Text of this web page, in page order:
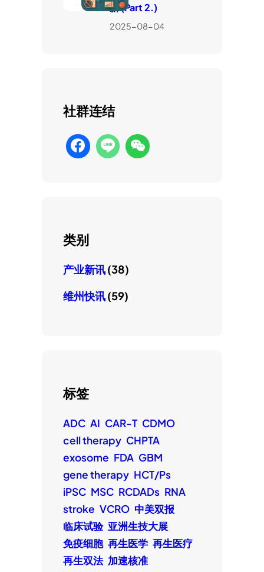
新 (Part 2.)
2025-08-04
社群连结
类别
产业新讯(38)
维州快讯(59)
标签
ADC AI CAR-T CDMO
cell therapy CHPTA
exosome FDA GBM
gene therapy HCT/Ps
iPSC MSC RCDADs RNA
stroke VCRO 中美双报
临床试验 亚洲生技大展
免疫细胞 再生医学 再生医疗
再生双法 加速核准